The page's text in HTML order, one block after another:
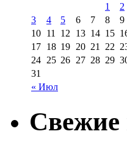
« Июл
1
2
3
4 5 6 7 8
9
10 11 12 13 14 15
17 18 19 20 21 22
24 25 26 27 28 29
31
Свежие